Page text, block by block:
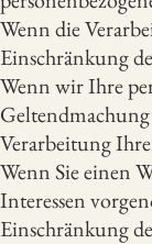
Wenn die
Einschränkung
Wenn wir Ihre
Verarbeitung
Wenn Sie einen
Interessen
Einschränkung